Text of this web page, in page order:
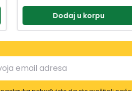
Dodaj u korpu